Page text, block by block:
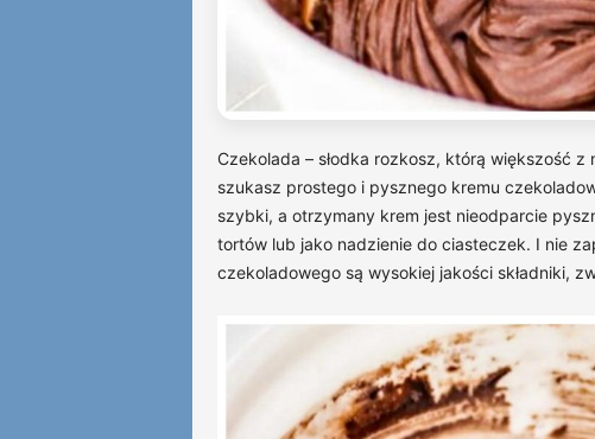
Czekolada – słodka rozkosz, którą większość z
szukasz prostego i pysznego kremu
szybki, a otrzymany krem jest nieodparcie
tortów lub jako nadzienie do ciasteczek. I nie
czekoladowego są wysokiej jakości składniki,